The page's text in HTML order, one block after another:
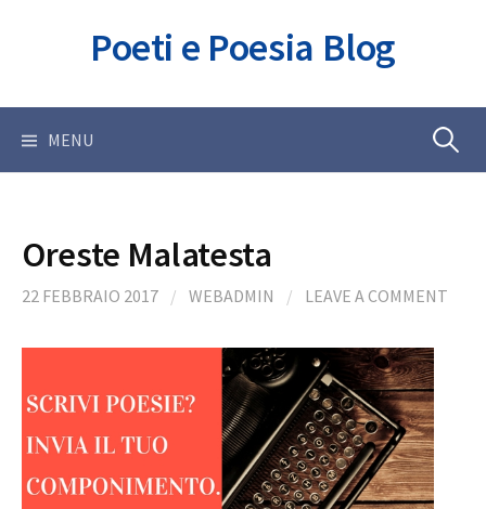
Poeti e Poesia Blog
MENU Ricerca
Oreste Malatesta
22 FEBBRAIO 2017 / WEBADMIN / LEAVE A COMMENT